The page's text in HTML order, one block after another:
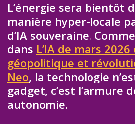
L’énergie sera bientôt
manière hyper-locale
d’IA souveraine.
dans L’IA de mars
géopolitique et
Neo, la technologie
gadget, c’est l’armure
autonomie.